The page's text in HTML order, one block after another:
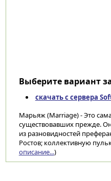
Выберите вариант
скачать с сервера
Марьяж (Marriage) - Это
существовавших прежде.
из разновидностей
Ростов; коллективную
описание...)